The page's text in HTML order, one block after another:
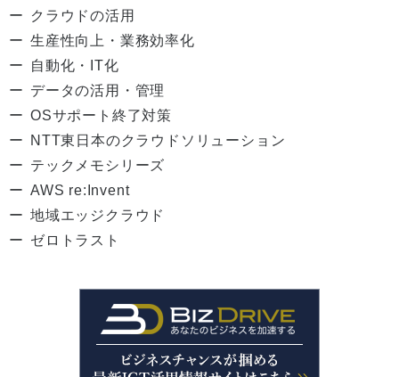
クラウドの活用
生産性向上・業務効率化
自動化・IT化
データの活用・管理
OSサポート終了対策
NTT東日本のクラウドソリューション
テックメモシリーズ
AWS re:Invent
地域エッジクラウド
ゼロトラスト